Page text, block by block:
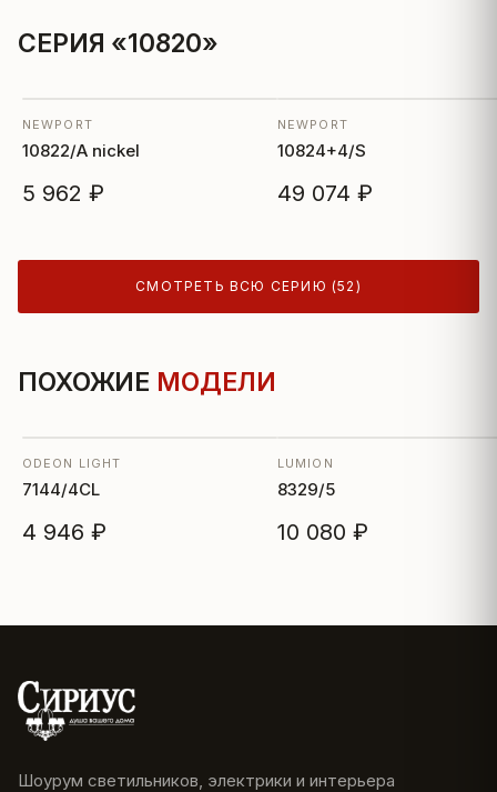
СЕРИЯ «10820»
NEWPORT
10822/A nickel
5 962 ₽
NEWPORT
10824+4/S
49 074 ₽
СМОТРЕТЬ ВСЮ СЕРИЮ (52)
ПОХОЖИЕ МОДЕЛИ
ODEON LIGHT
7144/4CL
4 946 ₽
LUMION
8329/5
10 080 ₽
Шоурум светильников, электрики и интерьера